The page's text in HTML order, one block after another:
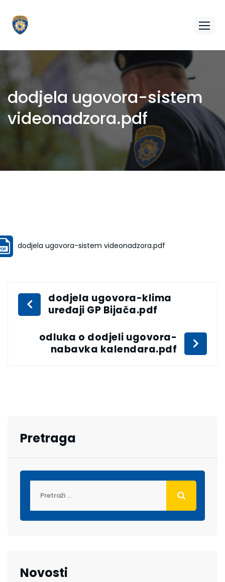
dodjela ugovora-sistem
videonadzora.pdf
dodjela ugovora-sistem videonadzora.pdf
dodjela ugovora-klima
uređaji GP Bijača.pdf
odluka o dodjeli ugovora-
nabavka kalendara.pdf
Pretraga
Novosti